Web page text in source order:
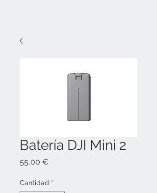
Batería DJI Mini 2
55,00 €
Cantidad *